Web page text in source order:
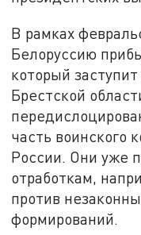
В рамках
Белоруссию
который
Брестской
часть воинского
России. Они уже
отработкам,
против
формирований.